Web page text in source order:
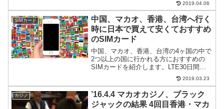
2019.04.06
SIMカード
中国、マカオ、香港、台湾へ行く
時に日本で買えて安くておすすめ
のSIMカード
中国、マカオ、香港、台湾の4ヶ国の中で
2つ以上の国に行かれる方におすすめの
SIMカードを紹介します。LTE30日間有
効で4GBのインターネットデータ容量、
日本で事前にSIMカードを購入できるか
ら安心のSIMカード。
2019.03.23
カジノ
’16.4.4 マカオカジノ、ブラック
ジャックの結果 4回目香港・マカ